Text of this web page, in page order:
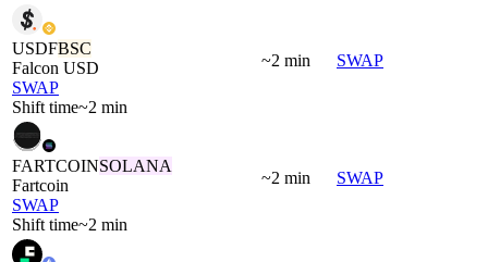
USDFBSC
Falcon USD
SWAP
Shift time~2 min
~2 min SWAP
FARTCOINSOLANA
Fartcoin
SWAP
Shift time~2 min
~2 min SWAP